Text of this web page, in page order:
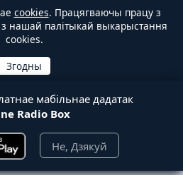
cookies. Працягваючы працу з
нашай палітыкай выкарыстання
cookies.
мабільнае дадатак
Radio Box
Не, Дзякуй